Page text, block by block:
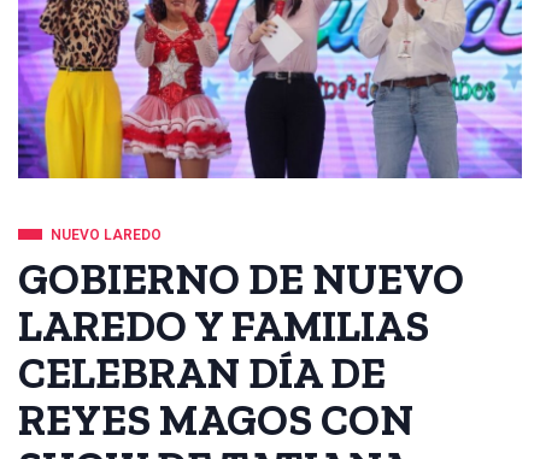
NUEVO LAREDO
GOBIERNO DE NUEVO
LAREDO Y FAMILIAS
CELEBRAN DÍA DE
REYES MAGOS CON